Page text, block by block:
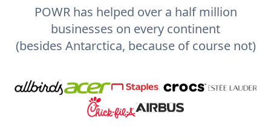
POWR has helped over a half million
businesses on every continent
(besides Antarctica, because of course not)